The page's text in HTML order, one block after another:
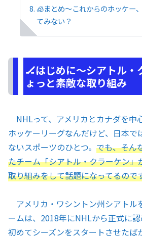
🧊まとめ～これからのホッケー
てみない？
🏒はじめに～シアトル・
ょっと素敵な取り組み
NHLって、アメリカとカナダを中
ホッケーリーグなんだけど、日本で
ないスポーツのひとつ。 でも、そん
たチーム「シアトル・クラーケン」
取り組みをして話題になってるので
アメリカ・ワシントン州シアトル
ームは、2018年にNHLから正式に
初めてシーズンをスタートさせたば